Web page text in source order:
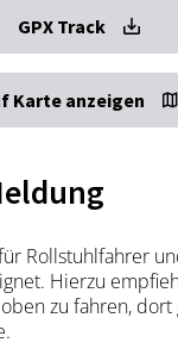
GPX Track
Karte anzeigen
Rollstuhlfahrer
Hierzu
zu fahren,